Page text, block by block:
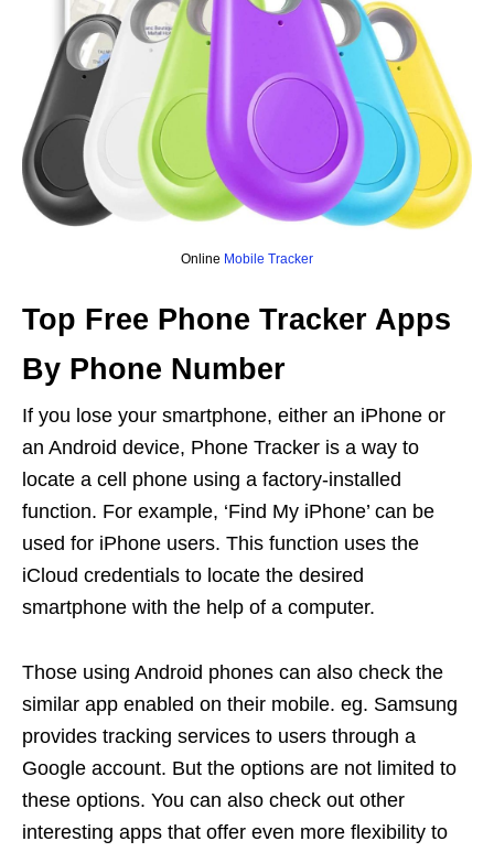
Online Mobile Tracker
Top Free Phone Tracker Apps
By Phone Number
If you lose your smartphone, either an iPhone or
an Android device, Phone Tracker is a way to
locate a cell phone using a factory-installed
function. For example, ‘Find My iPhone’ can be
used for iPhone users. This function uses the
iCloud credentials to locate the desired
smartphone with the help of a computer.
Those using Android phones can also check the
similar app enabled on their mobile. eg. Samsung
provides tracking services to users through a
Google account. But the options are not limited to
these options. You can also check out other
interesting apps that offer even more flexibility to